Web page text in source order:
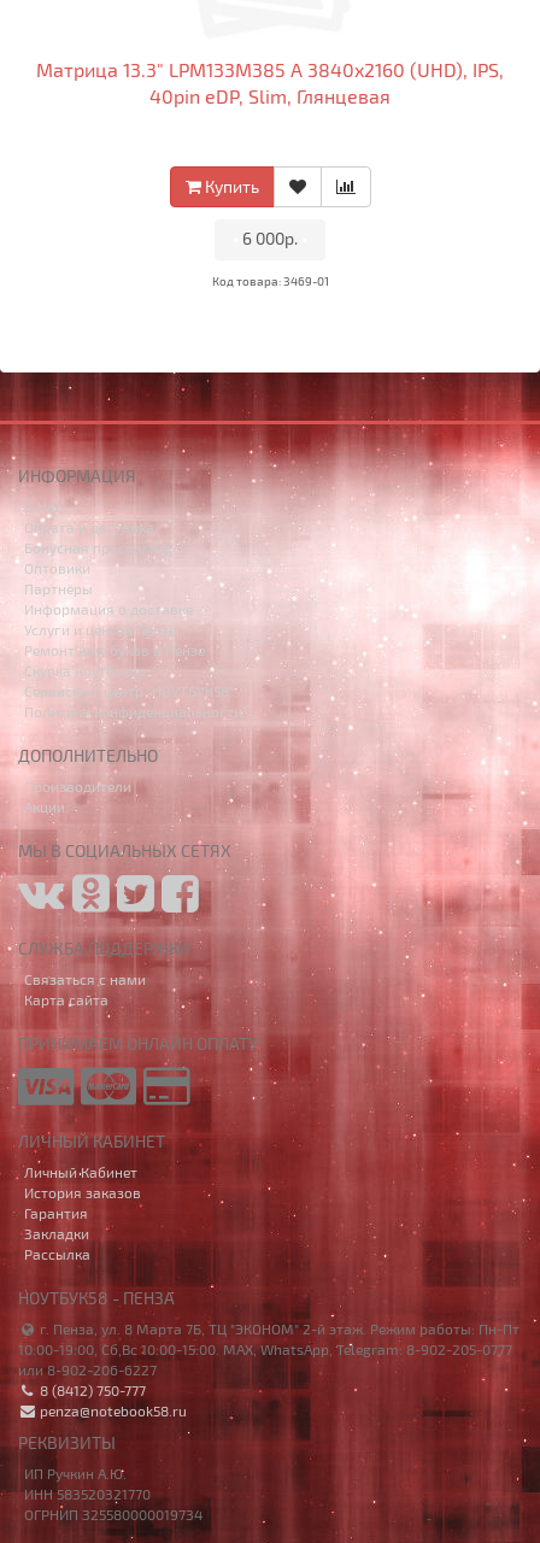
Матрица 13.3" LPM133M385 A 3840x2160 (UHD), IPS,
40pin eDP, Slim, Глянцевая
Купить
6 000р.
Код товара: 3469-01
ИНФОРМАЦИЯ
О Нас
Оплата и доставка
Бонусная программа
Оптовики
Партнёры
Информация о доставке
Услуги и цены в Пензе
Ремонт ноутбуков в Пензе
Скупка ноутбуков
Сервисный центр "НОУТБУК58"
Политика конфиденциальности
ДОПОЛНИТЕЛЬНО
Производители
Акции
МЫ В СОЦИАЛЬНЫХ СЕТЯХ
СЛУЖБА ПОДДЕРЖКИ
Связаться с нами
Карта сайта
ПРИНИМАЕМ ОНЛАЙН ОПЛАТУ
ЛИЧНЫЙ КАБИНЕТ
Личный Кабинет
История заказов
Гарантия
Закладки
Рассылка
НОУТБУК58 - ПЕНЗА
г. Пенза, ул. 8 Марта 7Б, ТЦ "ЭКОНОМ" 2-й этаж. Режим работы: Пн-Пт
10:00-19:00, Сб,Вс 10:00-15:00. MAX, WhatsApp, Telegram: 8-902-205-0777
или 8-902-206-6227
8 (8412) 750-777
penza@notebook58.ru
РЕКВИЗИТЫ
ИП Ручкин А.Ю.
ИНН 583520321770
ОГРНИП 325580000019734